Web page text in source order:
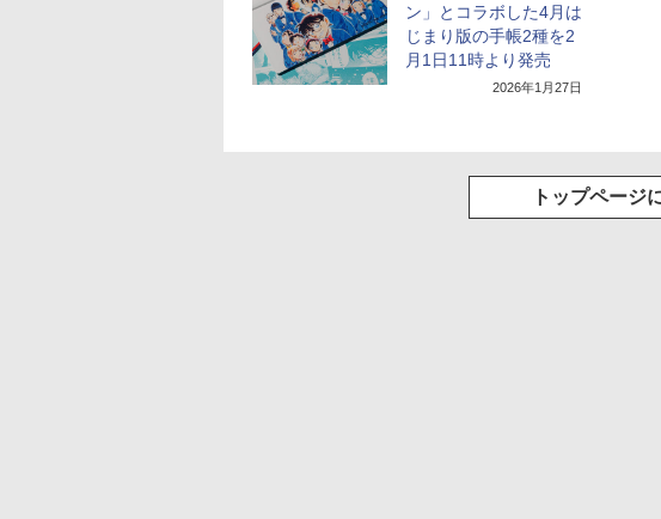
ン」とコラボした4月は
じまり版の手帳2種を2
月1日11時より発売
2026年1月27日
トップページ